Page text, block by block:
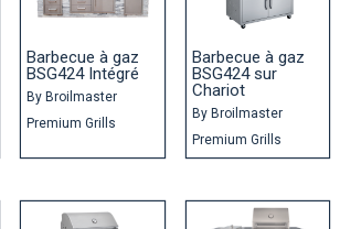
Barbecue à gaz
BSG424 Intégré
By Broilmaster
Premium Grills
Barbecue à gaz
BSG424 sur
Chariot
By Broilmaster
Premium Grills